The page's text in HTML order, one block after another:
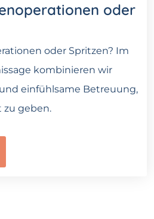
oder
oder Spritzen? Im
kombinieren wir
einfühlsame Betreuung,
zu geben.